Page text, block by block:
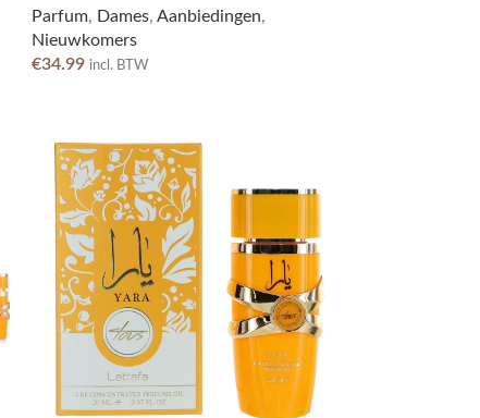
Parfum, Dames, Aanbiedingen,
Nieuwkomers
€34.99 incl. BTW